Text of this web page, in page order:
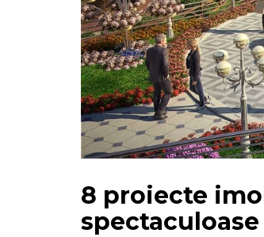
8 proiecte
spectaculoase